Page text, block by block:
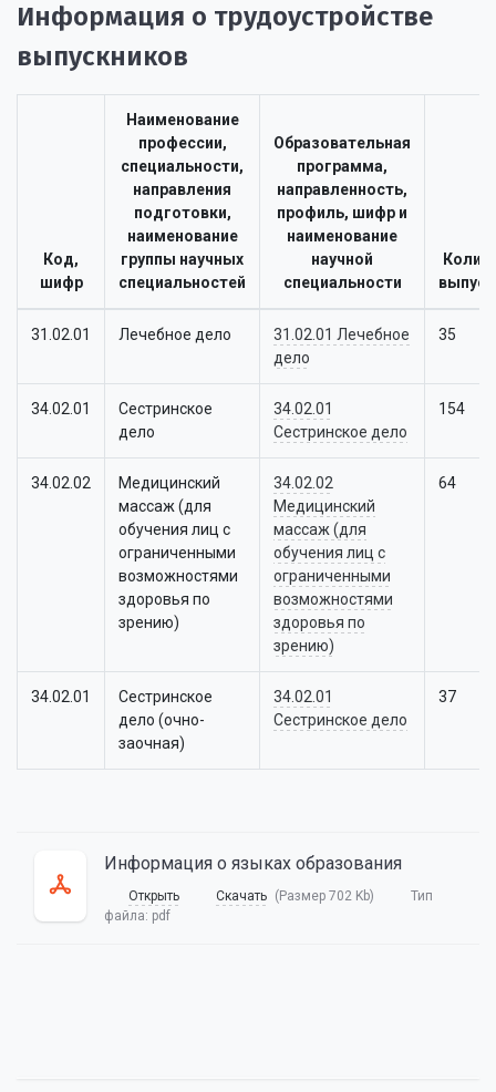
Информация о трудоустройстве
выпускников
Код,
шифр
Наименование
профессии,
специальности,
направления
подготовки,
наименование
группы научных
специальностей
Образовательная
программа,
направленность,
профиль, шифр и
наименование
научной
специальности
31.02.01 Лечебное дело
31.02.01 Лечебное
дело
35
34.02.01
Сестринское
дело
34.02.01
Сестринское дело
154
34.02.02
Медицинский
массаж (для
обучения лиц с
ограниченными
возможностями
здоровья по
зрению)
34.02.02
Медицинский
массаж (для
обучения лиц с
ограниченными
возможностями
здоровья по
зрению)
64
34.02.01
Сестринское
дело (очно-
заочная)
34.02.01
Сестринское дело
37
Информация о языках образования
Открыть Скачать (Размер 702 Kb)
Тип
файла: pdf